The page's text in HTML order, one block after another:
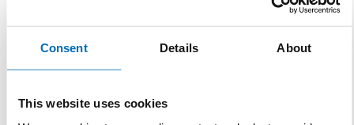
Consent Details About
This website uses cookies